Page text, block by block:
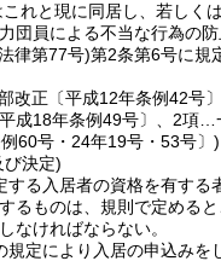
れと現に同居し、若しく
団員による不当な行為の
律第77号)第2条第6号に規
改正〔平成12年条例42号
成18年条例49号〕、2項…
60号・24年19号・53号〕)
び決定)
する入居者の資格を有する
るものは、規則で定めると
なければならない。
規定により入居の申込みを